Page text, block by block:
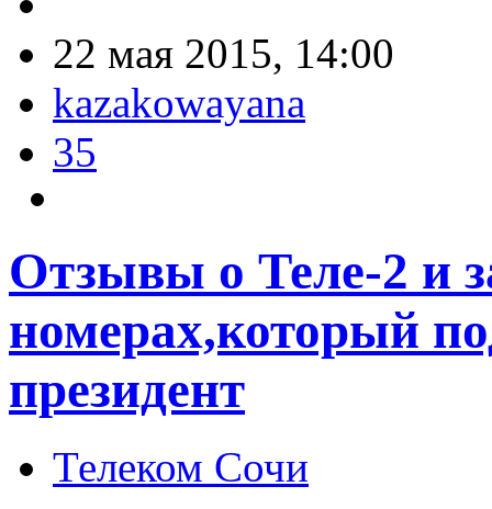
22 мая 2015, 14:00
kazakowayana
35
Отзывы о Теле-2 и
номерах,который
президент
Телеком Сочи